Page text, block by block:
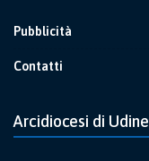
Pubblicità
Contatti
Arcidiocesi di Udine